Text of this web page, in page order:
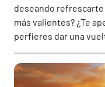
deseando
más valientes? ¿Te
perfieres dar una